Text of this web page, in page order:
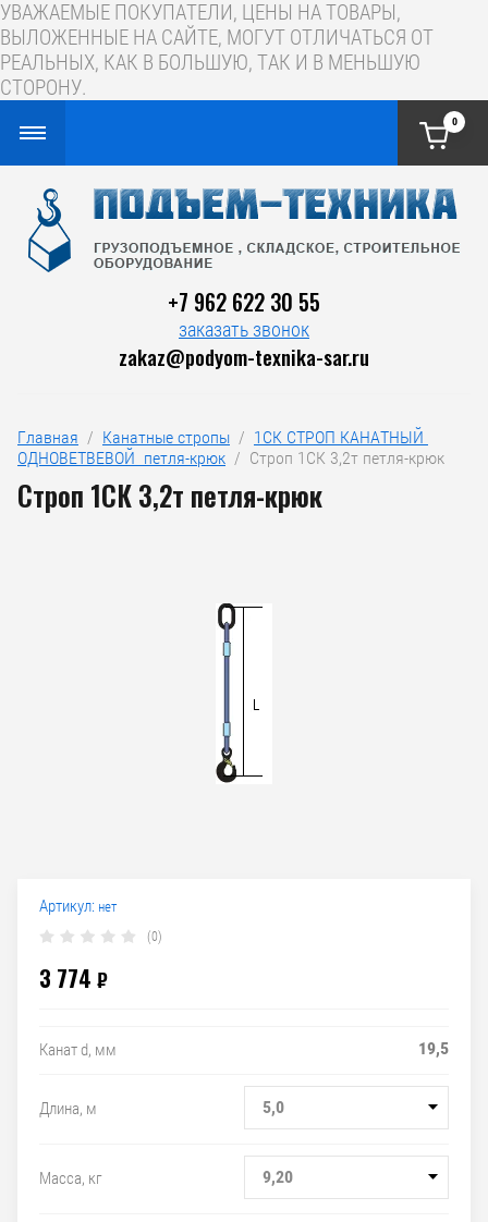
УВАЖАЕМЫЕ ПОКУПАТЕЛИ, ЦЕНЫ НА ТОВАРЫ,
ВЫЛОЖЕННЫЕ НА САЙТЕ, МОГУТ ОТЛИЧАТЬСЯ ОТ
РЕАЛЬНЫХ, КАК В БОЛЬШУЮ, ТАК И В МЕНЬШУЮ
СТОРОНУ.
0
+7 962 622 30 55
заказать звонок
zakaz@podyom-texnika-sar.ru
Главная
  /
Канатные стропы
  /
1СК СТРОП КАНАТНЫЙ
ОДНОВЕТВЕВОЙ  петля-крюк
  /  Строп 1СК 3,2т петля-крюк
Строп 1СК 3,2т петля-крюк
Артикул: нет
(0)
3 774 ₽
Канат d, мм 19,5
Длина, м 5,0
Масса, кг 9,20